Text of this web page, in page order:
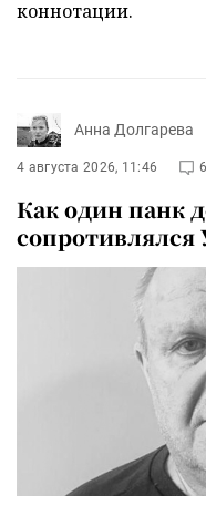
коннотации.
Анна Долгарева
4 августа 2026, 11:46 6
Как один панк
сопротивлялся